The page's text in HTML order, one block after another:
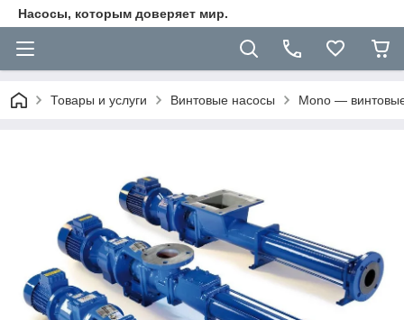
Насосы, которым доверяет мир.
Товары и услуги Винтовые насосы Mono —